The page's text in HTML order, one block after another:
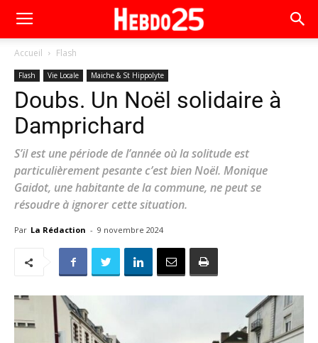
Accueil Flash
Flash Vie Locale Maiche & St Hippolyte
Doubs. Un Noël solidaire à
Damprichard
S’il est une période de l’année où la solitude est
particulièrement pesante c’est bien Noël. Monique
Gaidot, une habitante de la commune, ne peut se
résoudre à ignorer cette situation.
Par La Rédaction - 9 novembre 2024